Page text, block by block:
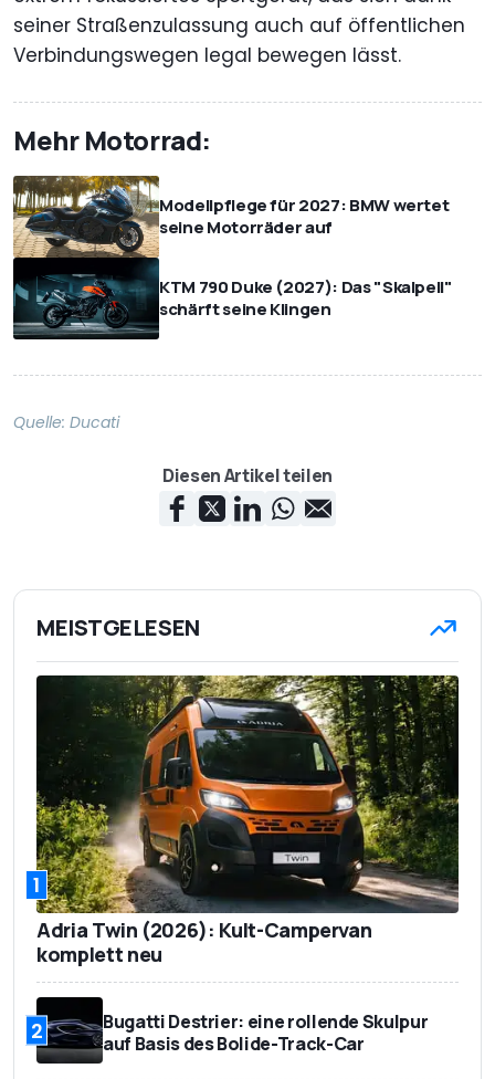
seiner Straßenzulassung auch auf öffentlichen
Verbindungswegen legal bewegen lässt.
Mehr Motorrad:
Modellpflege für 2027: BMW wertet
seine Motorräder auf
KTM 790 Duke (2027): Das "Skalpell"
schärft seine Klingen
Quelle: Ducati
Diesen Artikel teilen
MEISTGELESEN
1
Adria Twin (2026): Kult-Campervan
komplett neu
2
Bugatti Destrier: eine rollende Skulpur
auf Basis des Bolide-Track-Car